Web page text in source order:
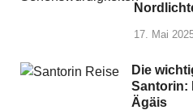
17. Mai
Die
Santorin:
Ägäis